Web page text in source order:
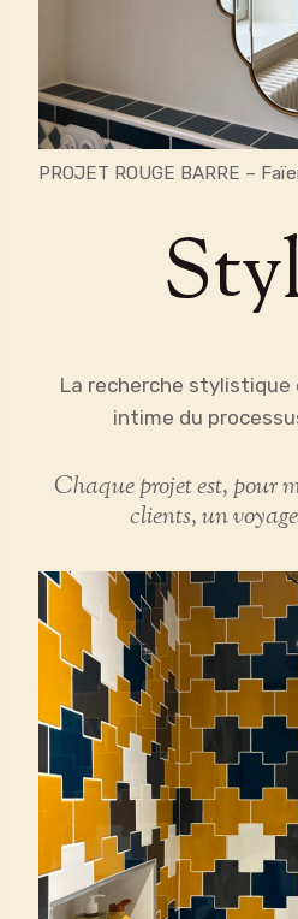
PROJET ROUGE BARRE –
La recherche stylistique
intime du
Chaque projet est, pour
clients, un